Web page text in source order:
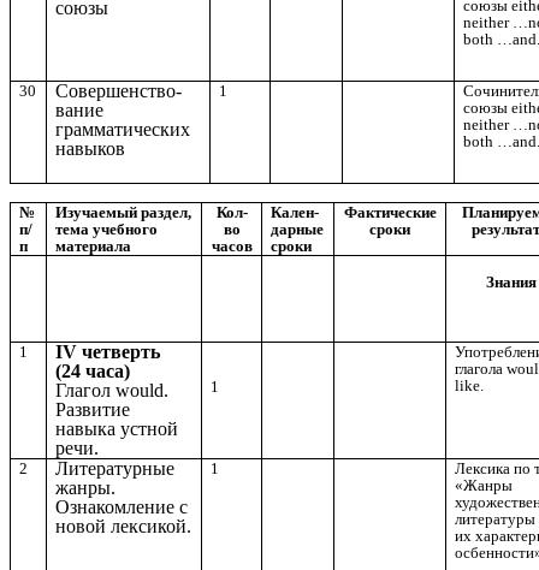
союзы
союзы
neither
both
30
Совершенство-
вание
грамматических
навыков
1
союзы
neither
both
№
п/
п
Изучаемый раздел,
тема учебного
материала
Кол-
во
часов
Кален-
дарные
сроки
Фактические
сроки
Знания
1
IV четверть
(24 часа)
Глагол would.
Развитие
навыка устной
речи.
1
глагола
like.
2
Литературные
жанры.
Ознакомление с
новой лексикой.
1
Лексика по
«Жанры
литературы
их